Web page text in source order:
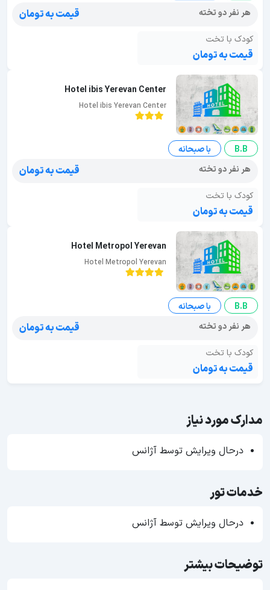
هر نفر دو تخته
قیمت به تومان
کودک با تخت
قیمت به تومان
Hotel ibis Yerevan Center
Hotel ibis Yerevan Center
B.B
با صبحانه
هر نفر دو تخته
قیمت به تومان
کودک با تخت
قیمت به تومان
Hotel Metropol Yerevan
Hotel Metropol Yerevan
B.B
با صبحانه
هر نفر دو تخته
قیمت به تومان
کودک با تخت
قیمت به تومان
مدارک مورد نیاز
درحال ویرایش توسط آژانس
خدمات تور
درحال ویرایش توسط آژانس
توضیحات بیشتر